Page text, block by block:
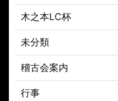
木之本LC杯
未分類
稽古会案内
行事